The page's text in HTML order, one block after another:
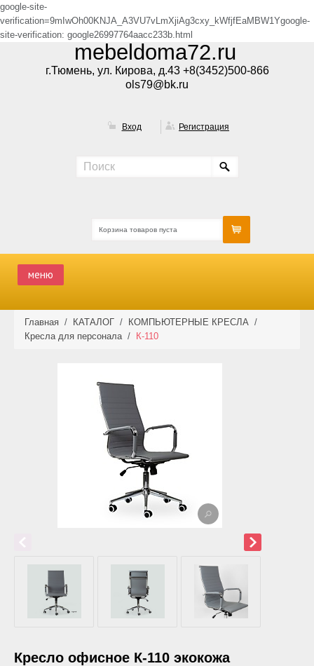
google-site-
verification=9mIwOh00KNJA_A3VU7vLmXjiAg3cxy_kWfjfEaMBW1Ygoogle-
site-verification: google26997764aacc233b.html
mebeldoma72.ru
г.Тюмень, ул. Кирова, д.43 +8(3452)500-866
ols79@bk.ru
Вход Регистрация
Корзина товаров пуста
меню
КАТАЛОГ
ФОТО РАБОТ
Главная / КАТАЛОГ / КОМПЬЮТЕРНЫЕ КРЕСЛА /
Кресла для персонала / К-110
Кресло офисное К-110 экокожа